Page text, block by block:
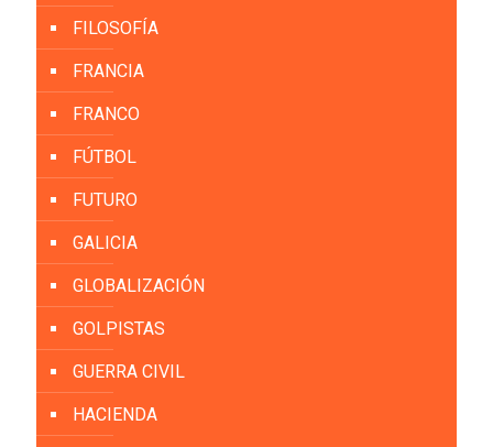
FILOSOFÍA
FRANCIA
FRANCO
FÚTBOL
FUTURO
GALICIA
GLOBALIZACIÓN
GOLPISTAS
GUERRA CIVIL
HACIENDA